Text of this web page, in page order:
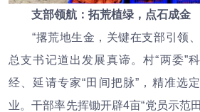
支部领航：拓荒植绿，点石成金
“撂荒地生金，关键在支部引领、
总支书记道出发展真谛。村“两委”
经、延请专家“田间把脉”，精准选
业。干部率先挥锄开辟4亩“党员示范